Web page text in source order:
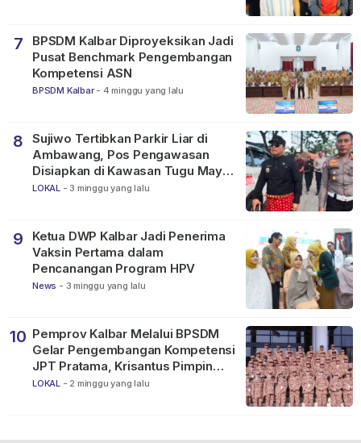
7
BPSDM Kalbar Diproyeksikan Jadi
Pusat Benchmark Pengembangan
Kompetensi ASN
BPSDM Kalbar - 4 minggu yang lalu
8
Sujiwo Tertibkan Parkir Liar di
Ambawang, Pos Pengawasan
Disiapkan di Kawasan Tugu Mayor
Alianyang
LOKAL - 3 minggu yang lalu
9
Ketua DWP Kalbar Jadi Penerima
Vaksin Pertama dalam
Pencanangan Program HPV
News - 3 minggu yang lalu
10 Pemprov Kalbar Melalui BPSDM
Gelar Pengembangan Kompetensi
JPT Pratama, Krisantus Pimpin
Apel Peserta
LOKAL - 2 minggu yang lalu